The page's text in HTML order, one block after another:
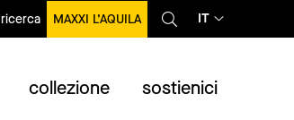
ricerca MAXXI L’AQUILA IT
collezione sostienici